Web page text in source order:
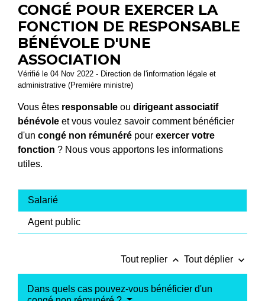
CONGÉ POUR EXERCER LA
FONCTION DE RESPONSABLE
BÉNÉVOLE D'UNE
ASSOCIATION
Vérifié le 04 Nov 2022 - Direction de l'information légale et
administrative (Première ministre)
Vous êtes responsable ou dirigeant associatif
bénévole et vous voulez savoir comment bénéficier
d'un congé non rémunéré pour exercer votre
fonction ? Nous vous apportons les informations
utiles.
Salarié
Agent public
Tout replier keyboard_arrow_up Tout déplier keyboard_arrow_down
Dans quels cas pouvez-vous bénéficier d'un